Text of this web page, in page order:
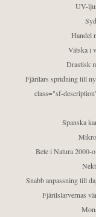
UV-
Handel
Vätska i
Drastisk
Fjärilars spridning till
class="sf-
Spanska
Bete i Natura 2000-
Snabb anpassning till
Fjärilslarvernas